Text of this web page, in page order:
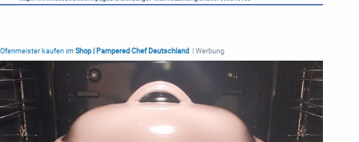
Ofenmeister kaufen im Shop | Pampered Chef Deutschland | Werbung